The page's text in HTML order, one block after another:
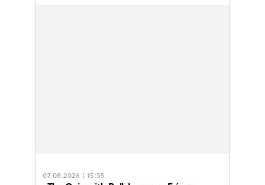
07.08.2026 | 15:35